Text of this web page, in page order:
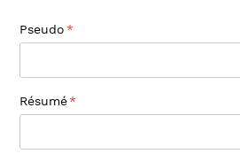
Pseudo
Résumé